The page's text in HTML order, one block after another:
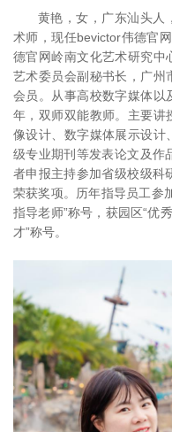
黄艳，女，广东汕头人
术师，现任bevictor伟德官
德官网岭南文化艺术研究中
艺术委员会副秘书长，广州
会员。从事高校数字媒体以
年，双师双能教师。主要讲
像设计、数字媒体展示设计
级专业期刊等发表论文及作
者申报主持参加省级校级科
荣获奖项。历年指导员工参
指导老师”称号，获园区“优
才”称号。